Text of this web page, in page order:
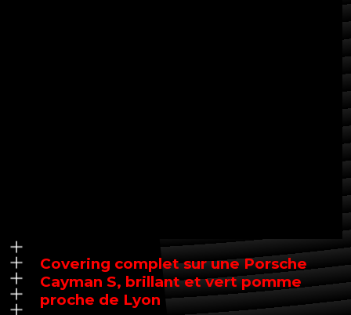
Covering complet sur une Porsche
Cayman S, brillant et vert pomme
proche de Lyon